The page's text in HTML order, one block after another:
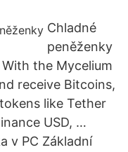
Chladné
peněženky
the Mycelium
receive Bitcoins,
like Tether
USD, …
v PC Základní